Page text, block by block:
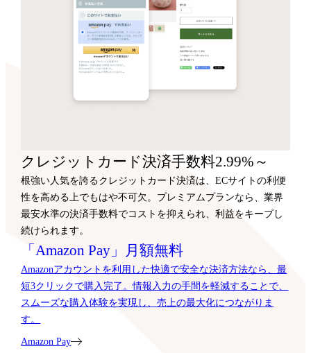
クレジットカード決済手数料2.99%～
根強い人気を誇るクレジットカード決済は、ECサイトの利便
性を高める上でもはや不可欠。プレミアムプランなら、業界
最安水準の決済手数料でコストを抑えられ、利益をキープし
続けられます。
「Amazon Pay」月額無料
Amazonアカウントを利用した快適で安全な決済方法なら、最
短3クリックで購入完了。情報入力の手間を軽減することで、
スムーズな購入体験を実現し、売上の最大化につながりま
す。
Amazon Pay